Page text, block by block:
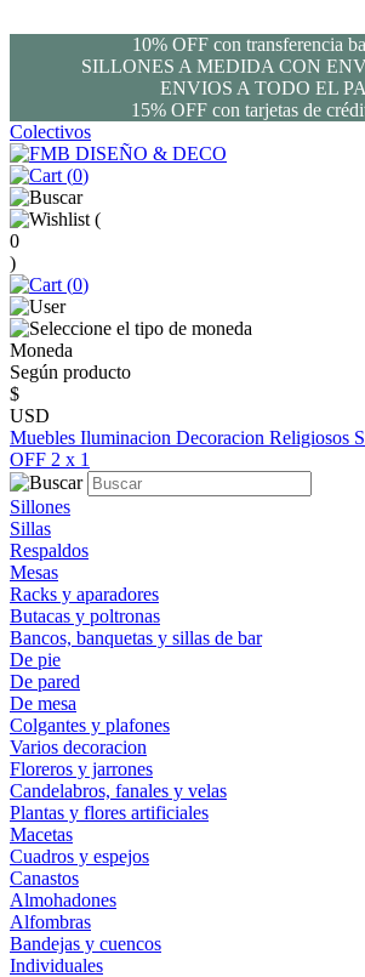
10% OFF con transferencia
SILLONES A MEDIDA CON
ENVIOS A TODO EL
15% OFF con tarjetas de
Colectivos
(0)
(
0
)
(0)
Moneda
Según producto
$
USD
Muebles Iluminacion Decoracion Religiosos
OFF 2 x 1
Sillones
Sillas
Respaldos
Mesas
Racks y aparadores
Butacas y poltronas
Bancos, banquetas y sillas de bar
De pie
De pared
De mesa
Colgantes y plafones
Varios decoracion
Floreros y jarrones
Candelabros, fanales y velas
Plantas y flores artificiales
Macetas
Cuadros y espejos
Canastos
Almohadones
Alfombras
Bandejas y cuencos
Individuales